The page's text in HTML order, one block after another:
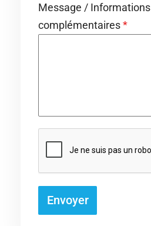
Message / Informations
complémentaires*
Envoyer